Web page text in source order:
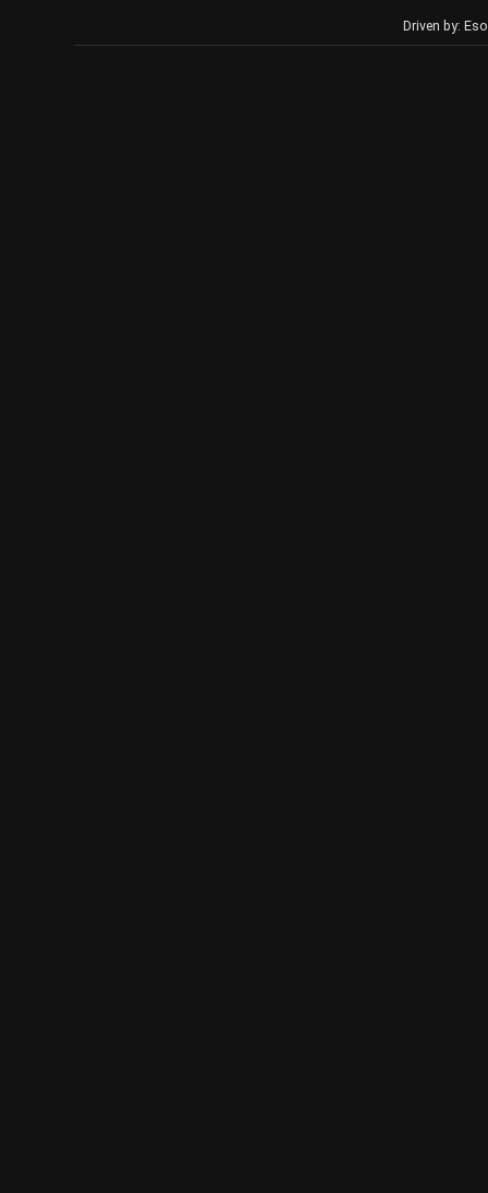
Driven by: